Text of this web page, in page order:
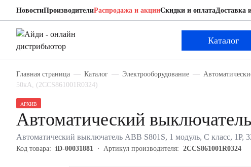
НовостиПроизводителиРаспродажа и акцииСкидки и оплатаДоставка
Каталог
Главная страница Каталог Электрооборудование
50кА, (2CCS861001R0324)
АРХИВ
Автоматический
Автоматический выключатель ABB S801S, 1 модуль, C класс, 1P,
Код товара: iD-00031881 Артикул производителя: 2CCS861001R0324
ABB 2CCS861001R0324
Автоматический выключатель